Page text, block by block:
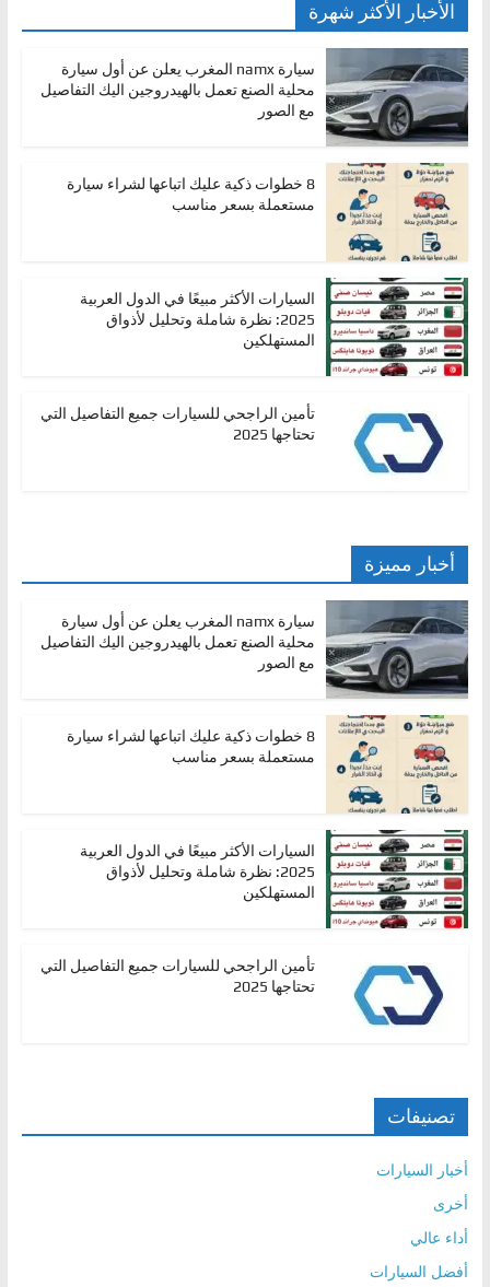
الأخبار الأكثر شهرة
سيارة namx المغرب يعلن عن أول سيارة
محلية الصنع تعمل بالهيدروجين اليك التفاصيل
مع الصور
8 خطوات ذكية عليك اتباعها لشراء سيارة
مستعملة بسعر مناسب
السيارات الأكثر مبيعًا في الدول العربية
2025: نظرة شاملة وتحليل لأذواق
المستهلكين
تأمين الراجحي للسيارات جميع التفاصيل التي
تحتاجها 2025
أخبار مميزة
سيارة namx المغرب يعلن عن أول سيارة
محلية الصنع تعمل بالهيدروجين اليك التفاصيل
مع الصور
8 خطوات ذكية عليك اتباعها لشراء سيارة
مستعملة بسعر مناسب
السيارات الأكثر مبيعًا في الدول العربية
2025: نظرة شاملة وتحليل لأذواق
المستهلكين
تأمين الراجحي للسيارات جميع التفاصيل التي
تحتاجها 2025
تصنيفات
أخبار السيارات
أخرى
أداء عالي
أفضل السيارات